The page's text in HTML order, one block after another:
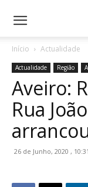
NotíciasdeAveiro.pt
Início Actualidade
Actualidade Região
Aveiro:
Rua
26 de Junho, 2020 , 10:31